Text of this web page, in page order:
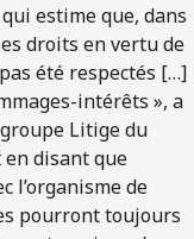
estime que, dans
droits en vertu de
été respectés […]
intérêts », a
Litige du
disant que
l’organisme de
pourront toujours